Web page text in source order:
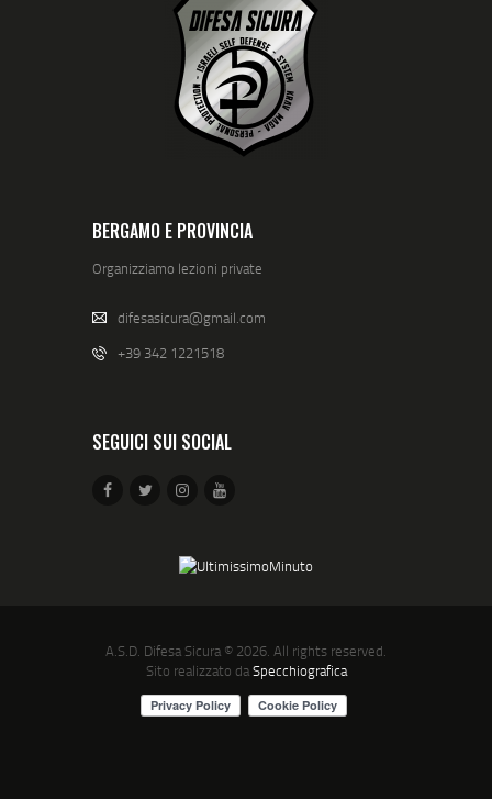
BERGAMO E PROVINCIA
Organizziamo lezioni private
difesasicura@gmail.com
+39 342 1221518
SEGUICI SUI SOCIAL
A.S.D. Difesa Sicura © 2026. All rights reserved.
Sito realizzato daSpecchiografica